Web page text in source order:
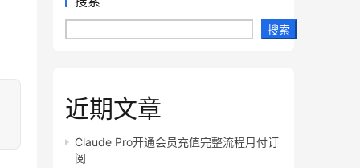
搜索
近期文章
Claude Pro开通会员充值完整流程月付订
阅